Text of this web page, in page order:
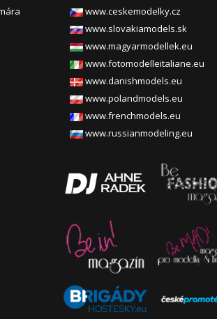
www.ceskemodelky.cz
www.slovakiamodels.sk
www.magyarmodellek.eu
www.fotomodelleitaliane.eu
www.danishmodels.eu
www.polandmodels.eu
www.frenchmodels.eu
www.russianmodeling.eu